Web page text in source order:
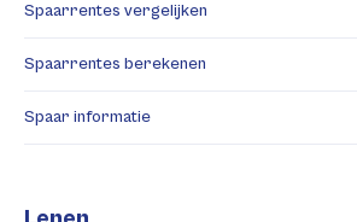
Spaarrentes vergelijken
Spaarrentes berekenen
Spaar informatie